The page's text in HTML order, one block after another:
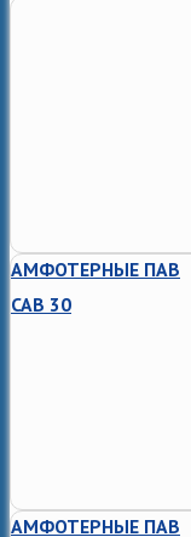
АМФОТЕРНЫЕ ПАВ
CAB 30
АМФОТЕРНЫЕ ПАВ